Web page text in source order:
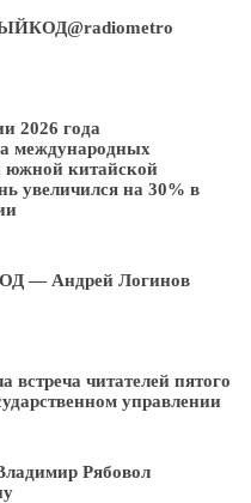
2026 года
международных
южной китайской
увеличился на 30% в
— Андрей Логинов
читателей пятого
управлении
Рябовол